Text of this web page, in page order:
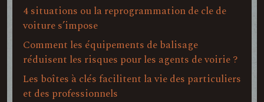
4 situations ou la reprogrammation de cle de
voiture s’impose
Comment les équipements de balisage
réduisent les risques pour les agents de voirie ?
Les boîtes à clés facilitent la vie des particuliers
et des professionnels